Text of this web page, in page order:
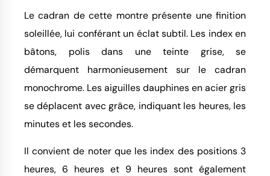
Le cadran de cette montre présente une finition
soleillée, lui conférant un éclat subtil. Les index en
bâtons, polis dans une teinte grise, se
démarquent harmonieusement sur le cadran
monochrome. Les aiguilles dauphines en acier gris
se déplacent avec grâce, indiquant les heures, les
minutes et les secondes.
Il convient de noter que les index des positions 3
heures, 6 heures et 9 heures sont également